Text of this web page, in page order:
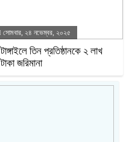
সোমবার, ২৪ নভেম্বর, ২০২৫
টাঙ্গাইলে তিন প্রতিষ্ঠানকে ২ লাখ
টাকা জরিমানা